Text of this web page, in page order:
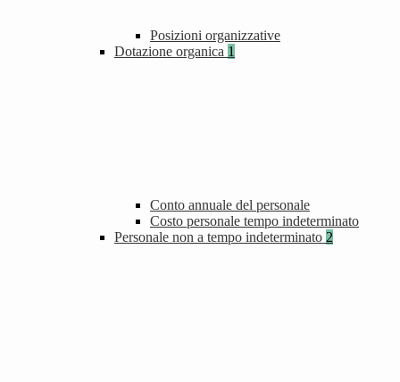
Posizioni organizzative
Dotazione organica 1
Conto annuale del personale
Costo personale tempo indeterminato
Personale non a tempo indeterminato 2